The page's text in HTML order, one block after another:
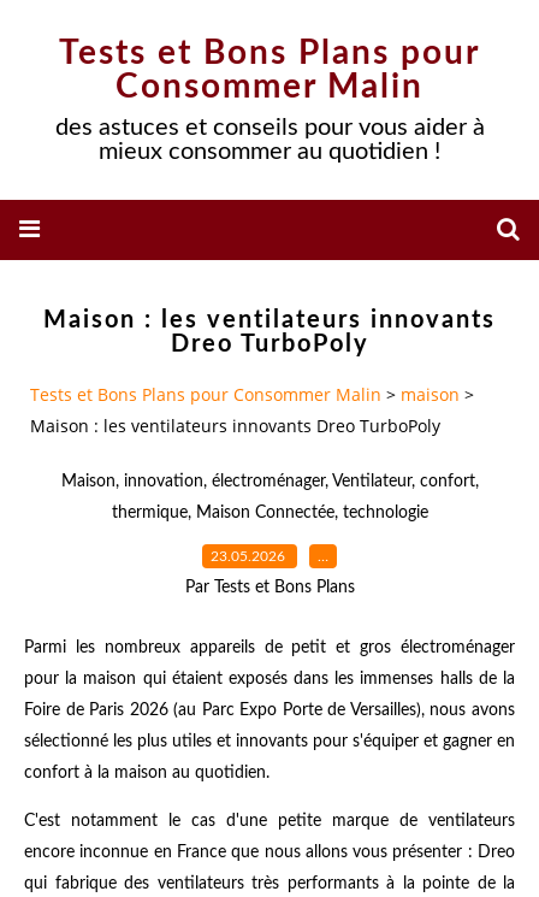
Tests et Bons Plans pour
Consommer Malin
des astuces et conseils pour vous aider à
mieux consommer au quotidien !
Maison : les ventilateurs innovants
Dreo TurboPoly
Tests et Bons Plans pour Consommer Malin > maison >
Maison : les ventilateurs innovants Dreo TurboPoly
Maison, innovation, électroménager, Ventilateur, confort,
thermique, Maison Connectée, technologie
23.05.2026 …
Par Tests et Bons Plans
Parmi les nombreux appareils de petit et gros électroménager
pour la maison qui étaient exposés dans les immenses halls de la
Foire de Paris 2026 (au Parc Expo Porte de Versailles), nous avons
sélectionné les plus utiles et innovants pour s'équiper et gagner en
confort à la maison au quotidien.
C'est notamment le cas d'une petite marque de ventilateurs
encore inconnue en France que nous allons vous présenter : Dreo
qui fabrique des ventilateurs très performants à la pointe de la